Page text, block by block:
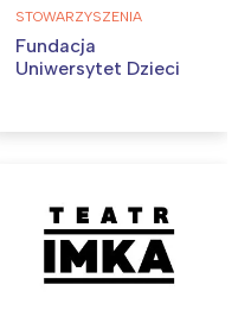
STOWARZYSZENIA
Fundacja
Uniwersytet Dzieci